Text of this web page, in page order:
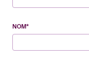
NOM*